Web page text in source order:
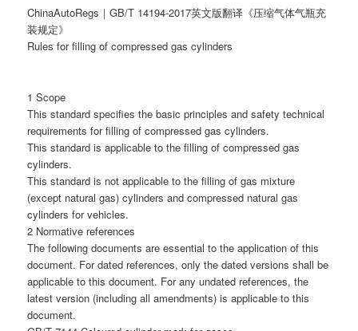
ChinaAutoRegs｜GB/T 14194-2017英文版翻译《压缩气体气瓶充
装规定》
Rules for filling of compressed gas cylinders
1 Scope
This standard specifies the basic principles and safety technical
requirements for filling of compressed gas cylinders.
This standard is applicable to the filling of compressed gas
cylinders.
This standard is not applicable to the filling of gas mixture
(except natural gas) cylinders and compressed natural gas
cylinders for vehicles.
2 Normative references
The following documents are essential to the application of this
document. For dated references, only the dated versions shall be
applicable to this document. For any undated references, the
latest version (including all amendments) is applicable to this
document.